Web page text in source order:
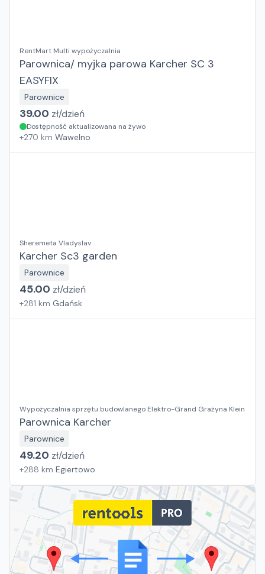
RentMart Multi wypożyczalnia
Parownica/ myjka parowa Karcher SC 3
EASYFIX
Parownice
39.00 zł/dzień
Dostępność aktualizowana na żywo
+270 km Wawelno
Sheremeta Vladyslav
Karcher Sc3 garden
Parownice
45.00 zł/dzień
+281 km Gdańsk
Wypożyczalnia sprzętu budowlanego Elektro-Grand Grażyna Klein
Parownica Karcher
Parownice
49.20 zł/dzień
+288 km Egiertowo